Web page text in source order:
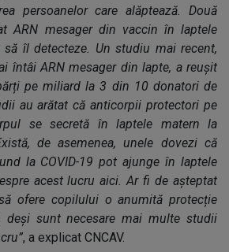
persoanelor care alăptează. Două
ARN mesager din vaccin în laptele
îl detecteze. Un studiu mai recent,
întâi ARN mesager din lapte, a reușit
pe miliard la 3 din 10 donatori de
au arătat că anticorpii protectori pe
se secretă în laptele matern la
de asemenea, unele dovezi că
la COVID-19 pot ajunge în laptele
acest lucru aici. Ar fi de așteptat
ofere copilului o anumită protecție
deși sunt necesare mai multe studii
, a explicat CNCAV.